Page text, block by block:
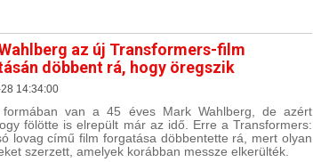
az új Transformers-film
döbbent rá, hogy öregszik
14:34:00
formában van a 45 éves Mark Wahlberg, de azért
fölötte is elrepült már az idő. Erre a Transformers:
lovag című film forgatása döbbentette rá, mert olyan
szerzett, amelyek korábban messze elkerülték.